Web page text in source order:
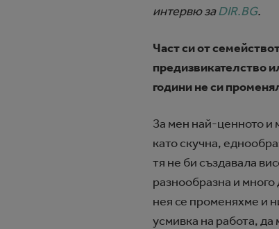
интервю заDIR.BG.
Част си от
предизвикателство
години не си
За мен най-ценното и
като скучна,
тя не би създавала
разнообразна и
нея се променяхме и
усмивка на работа,